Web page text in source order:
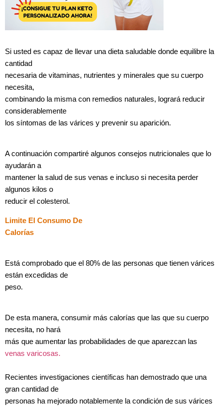
Si usted es capaz de llevar una dieta saludable donde equilibre la
cantidad
necesaria de vitaminas, nutrientes y minerales que su cuerpo
necesita,
combinando la misma con remedios naturales, logrará reducir
considerablemente
los síntomas de las várices y prevenir su aparición.
A continuación compartiré algunos consejos nutricionales que lo
ayudarán a
mantener la salud de sus venas e incluso si necesita perder
algunos kilos o
reducir el colesterol.
Limite El Consumo De
Calorías
Está comprobado que el 80% de las personas que tienen várices
están excedidas de
peso.
De esta manera, consumir más calorías que las que su cuerpo
necesita, no hará
más que aumentar las probabilidades de que aparezcan las
venas varicosas.
Recientes investigaciones científicas han demostrado que una
gran cantidad de
personas ha mejorado notablemente la condición de sus várices